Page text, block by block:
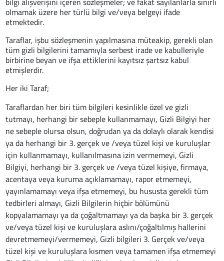
olmamak üzere her türlü bilgi ve/veya belgeyi ifade
etmektedir.
Taraflar, işbu sözleşmenin yapılmasına müteakip, gerekli olan
tüm gizli bilgilerini tamamıyla serbest irade ve kabulleriyle
birbirine beyan ve ifşa ettiklerini kayıtsız şartsız kabul
etmişlerdir.
Her iki Taraf;
Taraflardan her biri tüm bilgileri kesinlikle özel ve gizli
tutmayı, herhangi bir sebeple kullanmamayı, Gizli Bilgiyi her
ne sebeple olursa olsun, doğrudan ya da dolaylı olarak kendisi
ya da herhangi bir 3. gerçek ve /veya tüzel kişi ve kuruluşlar
için kullanmamayı, kullanılmasına izin vermemeyi, Gizli
Bilgiyi, herhangi bir 3. gerçek ve /veya tüzel kişiye, firmaya,
acentaya veya kuruma açıklamamayı, rapor etmemeyi,
yayınlamamayı veya ifşa etmemeyi, bu hususta gerekli tüm
tedbirleri almayı, Gizli Bilgilerin hiçbir bölümünü
kopyalamamayı ya da çoğaltmamayı ya da başka bir 3. gerçek
ve/veya tüzel kişi ve kuruluşlara aslını/çoğaltılmış hallerini
devretmemeyi/vermemeyi, Gizli bilgileri 3. Gerçek ve/veya
tüzel kişi ve kuruluşlara kısmen veya tamamen ifşa etmemeyi